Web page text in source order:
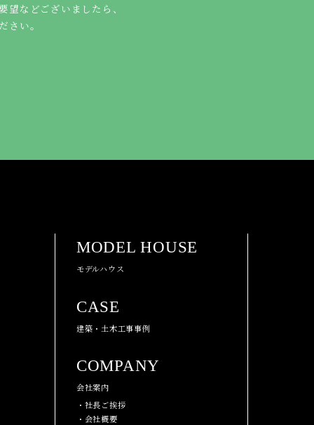
望などございましたら、
さい。
MODEL HOUSE
モデルハウス
CASE
建築・土木工事事例
COMPANY
会社案内
・社長ご挨拶
・会社概要